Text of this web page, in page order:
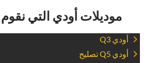
‏موديلات أودي التي نقوم
‏أودي Q3‏
‏أودي Q5 تصليح‏